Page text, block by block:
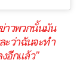
าวพวกนั้นมัน
ะว่าฉันจะทำ
อีกแล้ว”